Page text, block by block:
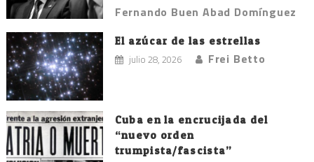
Fernando Buen Abad Domínguez
El azúcar de las estrellas
julio 28, 2026 Frei Betto
Cuba en la encrucijada del
“nuevo orden
trumpista/fascista”